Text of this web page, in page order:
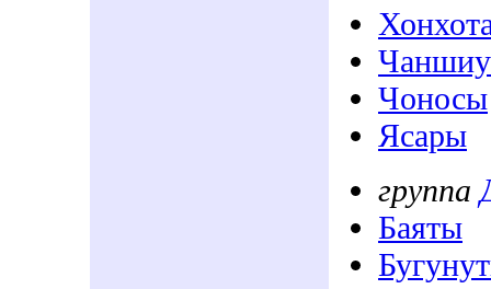
Чоносы
Ясары
группа
Баяты